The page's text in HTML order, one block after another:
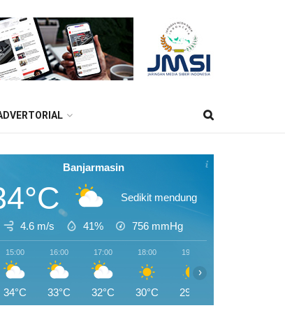
Banjarmasin
Sedikit mendung
4.6 m/s 41% 756 mmHg
15:00
34°C
16:00
33°C
17:00
32°C
18:00
30°C
19:00
29°C
›